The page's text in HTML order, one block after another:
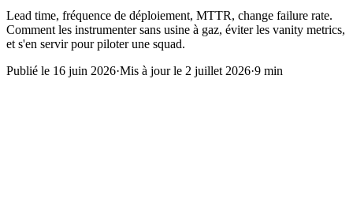
Lead time, fréquence de déploiement, MTTR, change failure rate.
Comment les instrumenter sans usine à gaz, éviter les vanity metrics,
et s'en servir pour piloter une squad.
Publié le 16 juin 2026·Mis à jour le 2 juillet 2026·9 min